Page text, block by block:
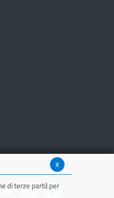
x
di terze parti) per